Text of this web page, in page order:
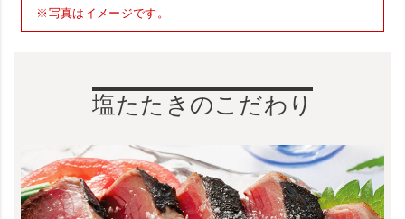
※写真はイメージです。
塩たたきのこだわり